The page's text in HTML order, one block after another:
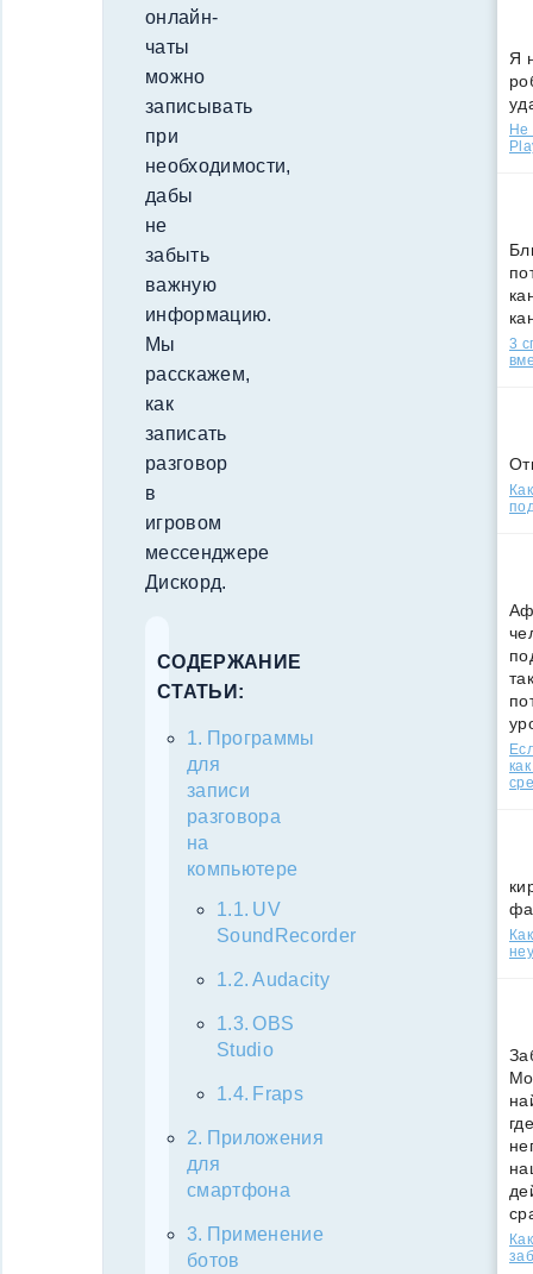
онлайн-
чаты
можно
записывать
при
необходимости,
дабы
не
забыть
важную
информацию.
Мы
расскажем,
как
записать
разговор
в
игровом
мессенджере
Дискорд.
СОДЕРЖАНИЕ
СТАТЬИ:
Программы
для
записи
разговора
на
компьютере
UV
SoundRecorder
Audacity
OBS
Studio
Fraps
Приложения
для
смартфона
Применение
ботов
Я
Не
3